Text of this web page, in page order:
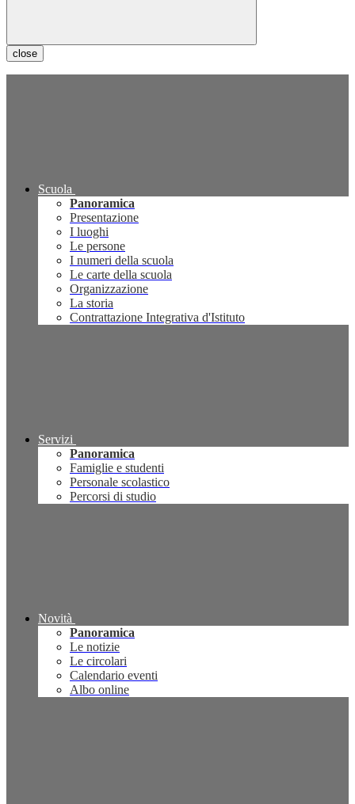
close
Scuola
Panoramica
Presentazione
I luoghi
Le persone
I numeri della scuola
Le carte della scuola
Organizzazione
La storia
Contrattazione Integrativa d'Istituto
Servizi
Panoramica
Famiglie e studenti
Personale scolastico
Percorsi di studio
Novità
Panoramica
Le notizie
Le circolari
Calendario eventi
Albo online